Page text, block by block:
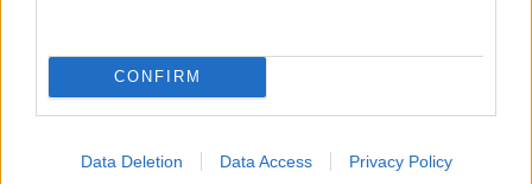
CONFIRM
Data Deletion Data Access Privacy Policy
5 Factors to Consider When Choosing a Random Number Generator